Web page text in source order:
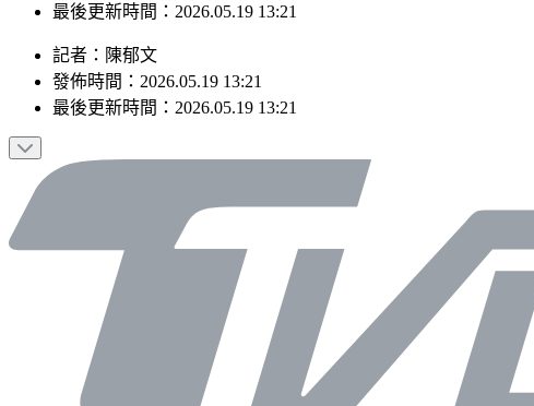
最後更新時間：2026.05.19 13:21
記者 ： 陳郁文
發佈時間： 2026.05.19 13:21
最後更新時間： 2026.05.19 13:21